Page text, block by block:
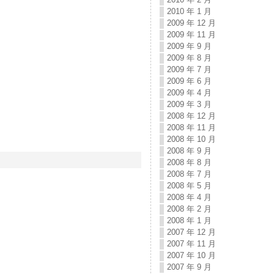
2010 年 1 月
2009 年 12 月
2009 年 11 月
2009 年 9 月
2009 年 8 月
2009 年 7 月
2009 年 6 月
2009 年 4 月
2009 年 3 月
2008 年 12 月
2008 年 11 月
2008 年 10 月
2008 年 9 月
2008 年 8 月
2008 年 7 月
2008 年 5 月
2008 年 4 月
2008 年 2 月
2008 年 1 月
2007 年 12 月
2007 年 11 月
2007 年 10 月
2007 年 9 月